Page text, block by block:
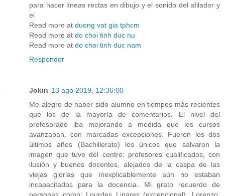
para hacer líneas rectas en dibujo y el sonido del afilador y
el
Read more at duong vat gia tphcm
Read more at do choi tinh duc nu
Read more at do choi tinh duc nam
Responder
Jokin 13 ago 2019, 12:36:00
Me alegro de haber sido alumno en tiempos más recientes
que los de la mayoría de comentarios. El nivel del
profesorado iba mejorando a medida que los cursos
avanzaban, con marcadas excepciones. Fueron los dos
últimos años (Bachillerato) los únicos que salvaron la
imagen que tuve del centro: profesores cualificados, con
ilusión y buenos docentes, alejados de la caspa de las
viejas glorias que inexplicablemente aún no estaban
incapacitados para la docencia. Mi grato recuerdo de
personas como: Lourdes Linares (excepcional), Lorenzo,